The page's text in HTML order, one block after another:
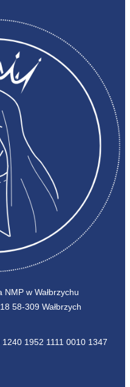
w Wałbrzychu
58-309 Wałbrzych
1952 1111 0010 1347